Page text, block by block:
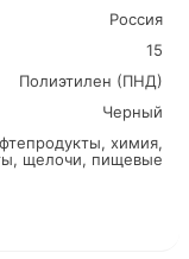
Россия
15
Полиэтилен (ПНД)
Черный
химия,
щелочи, пищевые